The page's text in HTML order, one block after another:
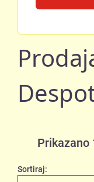
Prikazano
Sortiraj: